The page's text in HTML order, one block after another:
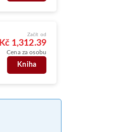
Začít od
Kč 1,312.39
Cena za osobu
Kniha